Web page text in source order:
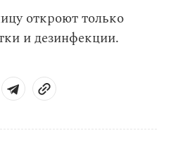
откроют только
и дезинфекции.